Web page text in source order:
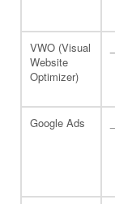
VWO (Visual
Website
Optimizer)
Google Ads